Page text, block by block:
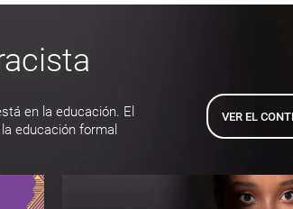
en la educación. El
educación formal
VER EL